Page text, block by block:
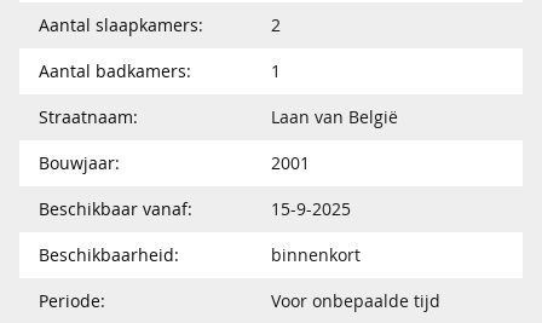
Aantal slaapkamers:
2
Aantal badkamers:
1
Straatnaam:
Laan van België
Bouwjaar:
2001
Beschikbaar vanaf:
15-9-2025
Beschikbaarheid:
binnenkort
Periode:
Voor onbepaalde tijd